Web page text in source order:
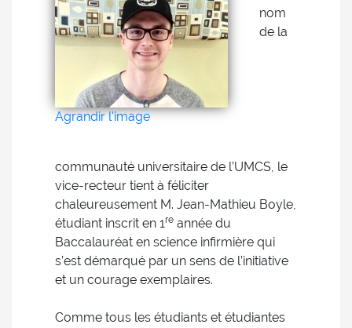
Agrandir l'image
nom
de la
communauté universitaire de l’UMCS, le
vice-recteur tient à féliciter
chaleureusement M. Jean-Mathieu Boyle,
étudiant inscrit en 1re année du
Baccalauréat en science infirmière qui
s’est démarqué par un sens de l’initiative
et un courage exemplaires.
Comme tous les étudiants et étudiantes